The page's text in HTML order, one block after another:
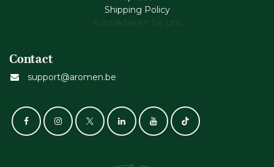
Shipping Policy
Kontaktieren Sie uns
Contact
support@aromen.be